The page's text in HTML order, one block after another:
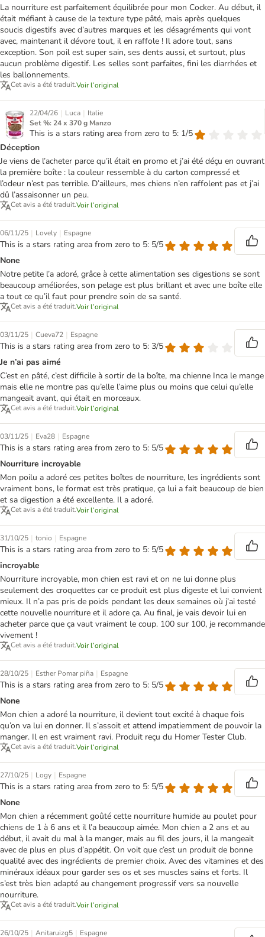
La nourriture est parfaitement équilibrée pour mon Cocker. Au début, il
était méfiant à cause de la texture type pâté, mais après quelques
soucis digestifs avec d’autres marques et les désagréments qui vont
avec, maintenant il dévore tout, il en raffole ! Il adore tout, sans
exception. Son poil est super sain, ses dents aussi, et surtout, plus
aucun problème digestif. Les selles sont parfaites, fini les diarrhées et
les ballonnements.
Cet avis a été traduit.Voir l’original
22/04/26 | Luca | Italie
Set %: 24 x 370 g Manzo
This is a stars rating area from zero to 5: 1/5
Déception
Je viens de l’acheter parce qu’il était en promo et j’ai été déçu en ouvrant
la première boîte : la couleur ressemble à du carton compressé et
l’odeur n’est pas terrible. D’ailleurs, mes chiens n’en raffolent pas et j’ai
dû l’assaisonner un peu.
Cet avis a été traduit.Voir l’original
06/11/25 | Lovely | Espagne
This is a stars rating area from zero to 5: 5/5
None
Notre petite l’a adoré, grâce à cette alimentation ses digestions se sont
beaucoup améliorées, son pelage est plus brillant et avec une boîte elle
a tout ce qu’il faut pour prendre soin de sa santé.
Cet avis a été traduit.Voir l’original
03/11/25 | Cueva72 | Espagne
This is a stars rating area from zero to 5: 3/5
Je n’ai pas aimé
C’est en pâté, c’est difficile à sortir de la boîte, ma chienne Inca le mange
mais elle ne montre pas qu’elle l’aime plus ou moins que celui qu’elle
mangeait avant, qui était en morceaux.
Cet avis a été traduit.Voir l’original
03/11/25 | Eva28 | Espagne
This is a stars rating area from zero to 5: 5/5
Nourriture incroyable
Mon poilu a adoré ces petites boîtes de nourriture, les ingrédients sont
vraiment bons, le format est très pratique, ça lui a fait beaucoup de bien
et sa digestion a été excellente. Il a adoré.
Cet avis a été traduit.Voir l’original
31/10/25 | tonio | Espagne
This is a stars rating area from zero to 5: 5/5
incroyable
Nourriture incroyable, mon chien est ravi et on ne lui donne plus
seulement des croquettes car ce produit est plus digeste et lui convient
mieux. Il n’a pas pris de poids pendant les deux semaines où j’ai testé
cette nouvelle nourriture et il adore ça. Au final, je vais devoir lui en
acheter parce que ça vaut vraiment le coup. 100 sur 100, je recommande
vivement !
Cet avis a été traduit.Voir l’original
28/10/25 | Esther Pomar piña | Espagne
This is a stars rating area from zero to 5: 5/5
None
Mon chien a adoré la nourriture, il devient tout excité à chaque fois
qu’on va lui en donner. Il s’assoit et attend impatiemment de pouvoir la
manger. Il en est vraiment ravi. Produit reçu du Homer Tester Club.
Cet avis a été traduit.Voir l’original
27/10/25 | Logy | Espagne
This is a stars rating area from zero to 5: 5/5
None
Mon chien a récemment goûté cette nourriture humide au poulet pour
chiens de 1 à 6 ans et il l’a beaucoup aimée. Mon chien a 2 ans et au
début, il avait du mal à la manger, mais au fil des jours, il la mangeait
avec de plus en plus d’appétit. On voit que c’est un produit de bonne
qualité avec des ingrédients de premier choix. Avec des vitamines et des
minéraux idéaux pour garder ses os et ses muscles sains et forts. Il
s’est très bien adapté au changement progressif vers sa nouvelle
nourriture.
Cet avis a été traduit.Voir l’original
26/10/25 | Anitaruizg5 | Espagne